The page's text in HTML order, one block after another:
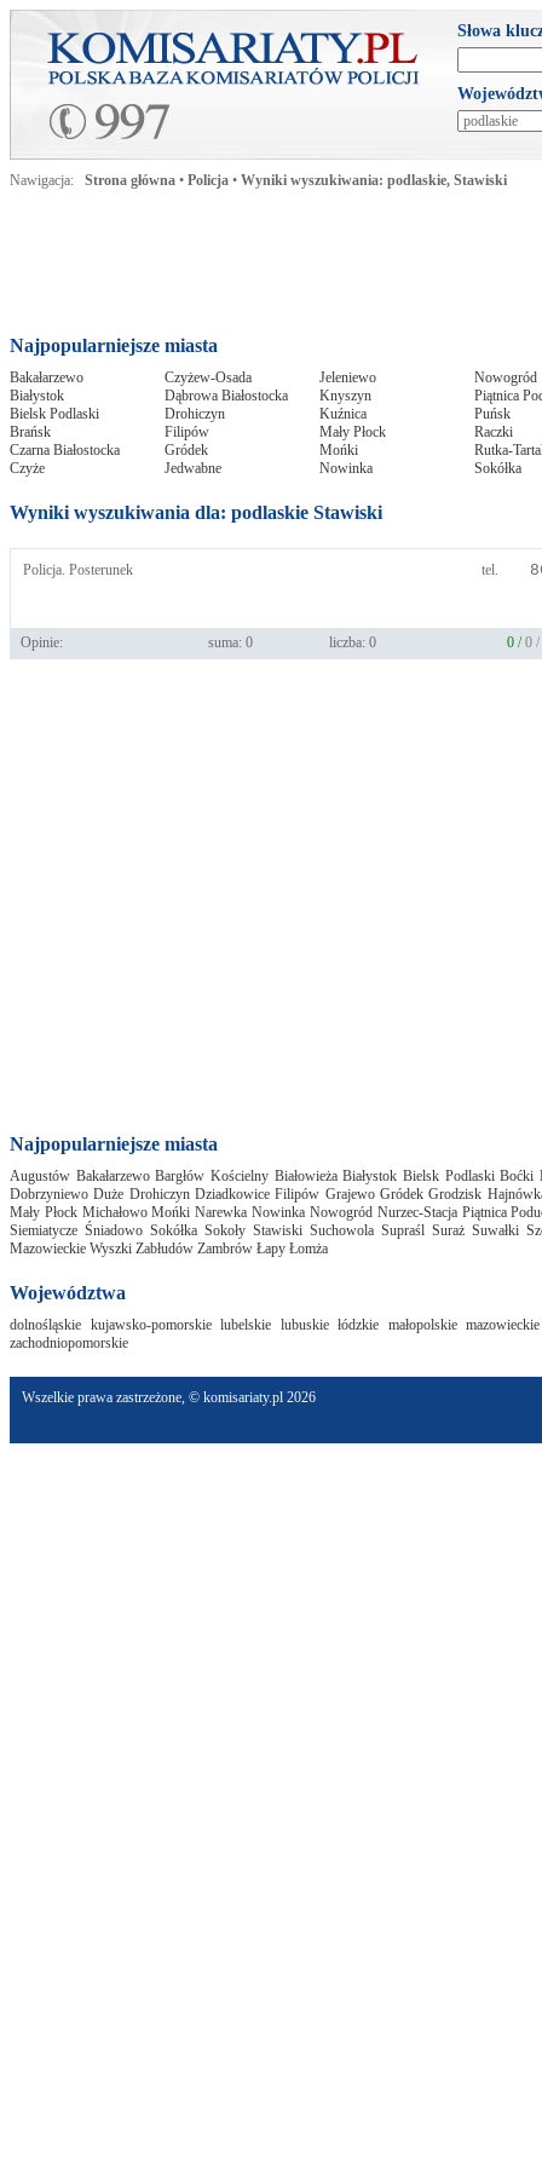
Słowa
Nawigacja: Strona główna • Policja • Wyniki wyszukiwania: podlaskie, Stawiski
Najpopularniejsze miasta
Bakałarzewo
Białystok
Bielsk Podlaski
Brańsk
Czarna Białostocka
Czyże
Czyżew-Osada
Dąbrowa Białostocka
Drohiczyn
Filipów
Gródek
Jedwabne
Jeleniewo
Knyszyn
Kuźnica
Mały Płock
Mońki
Nowinka
Nowogród
Piątnica
Puńsk
Raczki
Rutka-
Sokółka
Wyniki wyszukiwania dla: podlaskie Stawiski
Policja. Posterunek tel.
Opinie: suma: 0 liczba: 0 0 /0 /
Najpopularniejsze miasta
Augustów Bakałarzewo Bargłów Kościelny Białowieża Białystok Bielsk Podlaski Boćki
Dobrzyniewo Duże Drohiczyn Dziadkowice Filipów Grajewo Gródek Grodzisk
Mały Płock Michałowo Mońki Narewka Nowinka Nowogród Nurzec-Stacja Piątnica
Siemiatycze Śniadowo Sokółka Sokoły Stawiski Suchowola Supraśl Suraż Suwałki
Mazowieckie Wyszki Zabłudów Zambrów Łapy Łomża
Województwa
dolnośląskie kujawsko-pomorskie lubelskie lubuskie łódzkie małopolskie mazowieckie
zachodniopomorskie
Wszelkie prawa zastrzeżone, © komisariaty.pl 2026